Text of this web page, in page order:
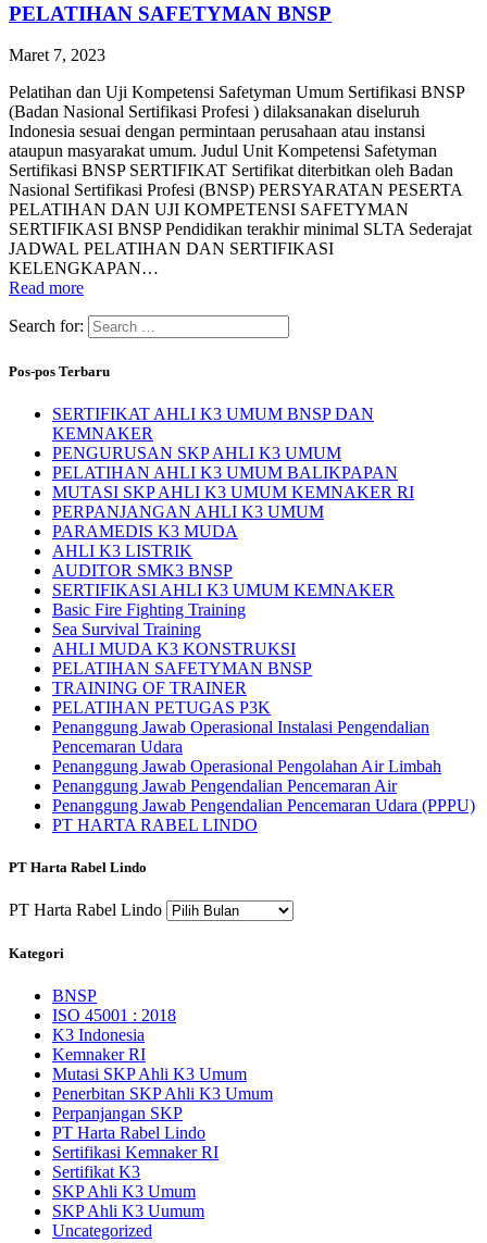
PELATIHAN SAFETYMAN BNSP
Maret 7, 2023
Pelatihan dan Uji Kompetensi Safetyman Umum Sertifikasi BNSP
(Badan Nasional Sertifikasi Profesi ) dilaksanakan diseluruh
Indonesia sesuai dengan permintaan perusahaan atau instansi
ataupun masyarakat umum. Judul Unit Kompetensi Safetyman
Sertifikasi BNSP SERTIFIKAT Sertifikat diterbitkan oleh Badan
Nasional Sertifikasi Profesi (BNSP) PERSYARATAN PESERTA
PELATIHAN DAN UJI KOMPETENSI SAFETYMAN
SERTIFIKASI BNSP Pendidikan terakhir minimal SLTA Sederajat
JADWAL PELATIHAN DAN SERTIFIKASI
KELENGKAPAN…
Read more
Search for:
Pos-pos Terbaru
SERTIFIKAT AHLI K3 UMUM BNSP DAN
KEMNAKER
PENGURUSAN SKP AHLI K3 UMUM
PELATIHAN AHLI K3 UMUM BALIKPAPAN
MUTASI SKP AHLI K3 UMUM KEMNAKER RI
PERPANJANGAN AHLI K3 UMUM
PARAMEDIS K3 MUDA
AHLI K3 LISTRIK
AUDITOR SMK3 BNSP
SERTIFIKASI AHLI K3 UMUM KEMNAKER
Basic Fire Fighting Training
Sea Survival Training
AHLI MUDA K3 KONSTRUKSI
PELATIHAN SAFETYMAN BNSP
TRAINING OF TRAINER
PELATIHAN PETUGAS P3K
Penanggung Jawab Operasional Instalasi Pengendalian
Pencemaran Udara
Penanggung Jawab Operasional Pengolahan Air Limbah
Penanggung Jawab Pengendalian Pencemaran Air
Penanggung Jawab Pengendalian Pencemaran Udara (PPPU)
PT HARTA RABEL LINDO
PT Harta Rabel Lindo
PT Harta Rabel Lindo
Kategori
BNSP
ISO 45001 : 2018
K3 Indonesia
Kemnaker RI
Mutasi SKP Ahli K3 Umum
Penerbitan SKP Ahli K3 Umum
Perpanjangan SKP
PT Harta Rabel Lindo
Sertifikasi Kemnaker RI
Sertifikat K3
SKP Ahli K3 Umum
SKP Ahli K3 Uumum
Uncategorized